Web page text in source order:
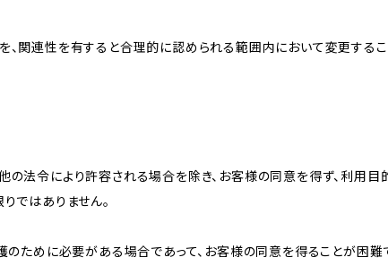
、関連性を有すると合理的に認められる範囲内において変更する
の法令により許容される場合を除き、お客様の同意を得ず、利用
ではありません。
のために必要がある場合であって、お客様の同意を得ることが困難